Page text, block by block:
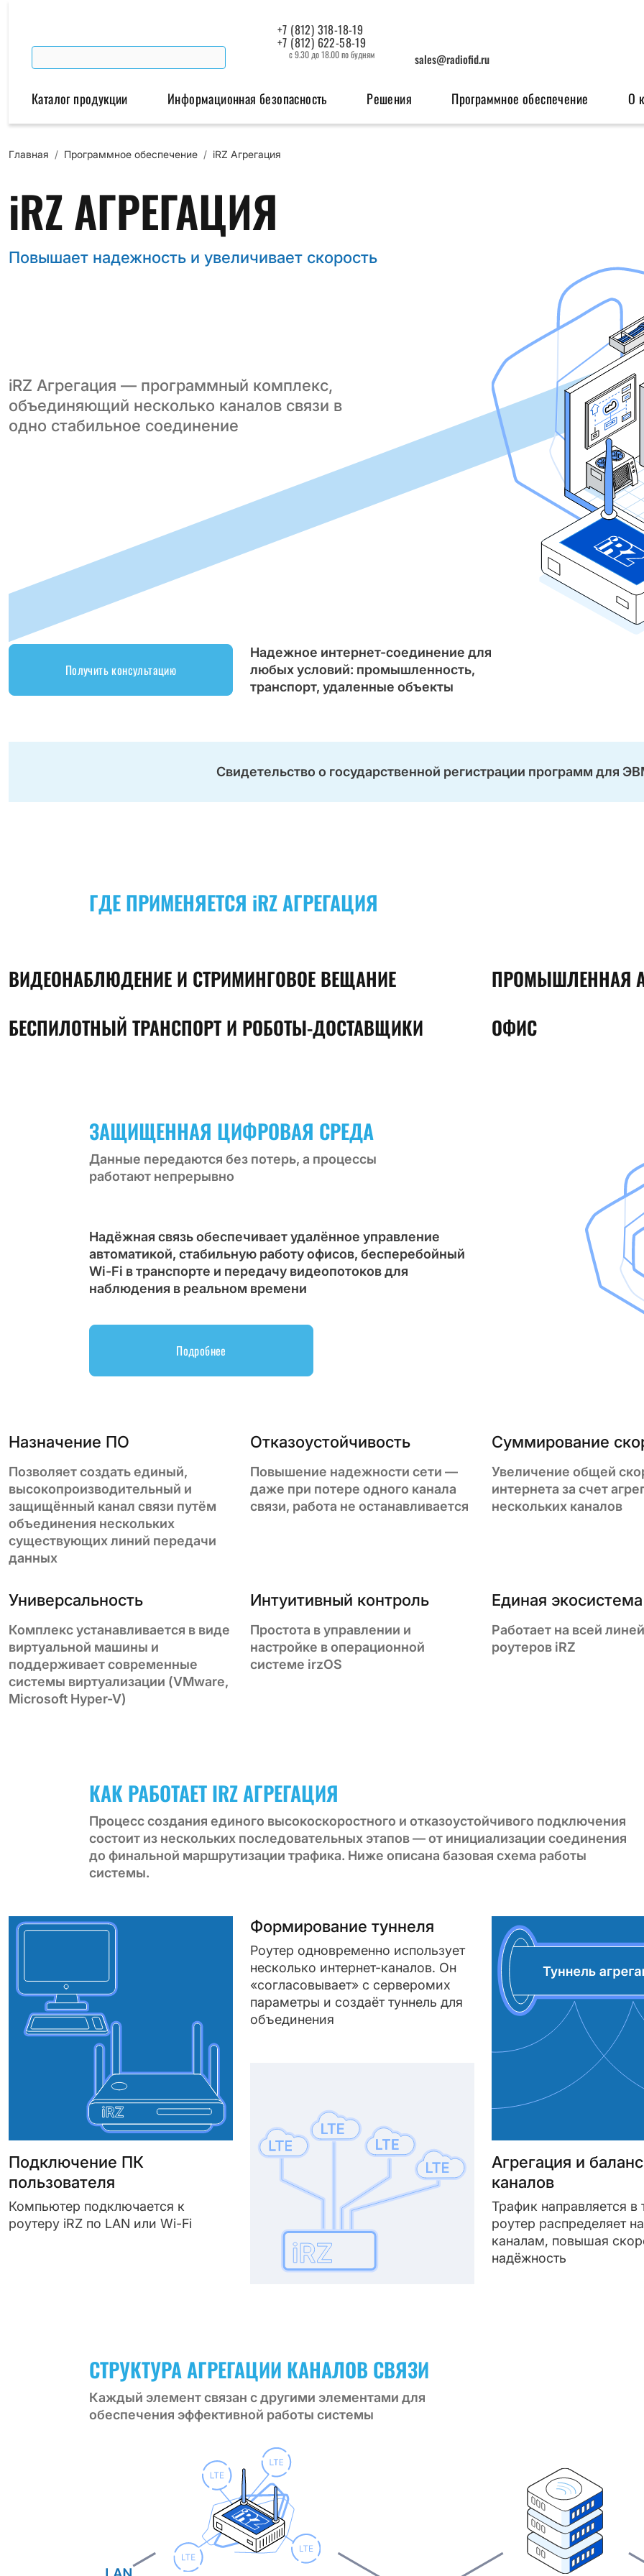
+7 (812) 318-18-19
+7 (812) 622-58-19
с 9.30 до 18.00 по будням sales@radiofid.ru
Каталог продукции
Беспроводная связь
Модемы
Роутеры
Промышленные контроллеры
Промышленная автоматизация
Преобразователи интерфейсов
Информационная безопасность Решения Программное обеспечение О
Главная / Программное обеспечение / iRZ Агрегация
iRZ АГРЕГАЦИЯ
Повышает надежность и увеличивает скорость
iRZ Агрегация — программный комплекс,
объединяющий несколько каналов связи в
одно стабильное соединение
Получить консультацию
Надежное интернет-соединение для
любых условий: промышленность,
транспорт, удаленные объекты
Свидетельство о государственной регистрации программ для
ГДЕ ПРИМЕНЯЕТСЯ iRZ АГРЕГАЦИЯ
ВИДЕОНАБЛЮДЕНИЕ И СТРИМИНГОВОЕ ВЕЩАНИЕ
ПРОМЫШЛЕННАЯ
БЕСПИЛОТНЫЙ ТРАНСПОРТ И РОБОТЫ-ДОСТАВЩИКИ
ОФИС
ЗАЩИЩЕННАЯ ЦИФРОВАЯ СРЕДА
Данные передаются без потерь, а процессы
работают непрерывно
Надёжная связь обеспечивает удалённое управление
автоматикой, стабильную работу офисов, бесперебойный
Wi-Fi в транспорте и передачу видеопотоков для
наблюдения в реальном времени
Подробнее
Назначение ПО
Позволяет создать единый,
высокопроизводительный и
защищённый канал связи путём
объединения нескольких
существующих линий передачи
данных
Отказоустойчивость
Повышение надежности сети —
даже при потере одного канала
связи, работа не останавливается
Суммирование
Увеличение общей
интернета за счет
нескольких каналов
Универсальность
Комплекс устанавливается в виде
виртуальной машины и
поддерживает современные
системы виртуализации (VMware,
Microsoft Hyper-V)
Интуитивный контроль
Простота в управлении и
настройке в операционной
системе irzOS
Единая экосистема
Работает на всей
роутеров iRZ
КАК РАБОТАЕТ IRZ АГРЕГАЦИЯ
Процесс создания единого высокоскоростного и отказоустойчивого подключения
состоит из нескольких последовательных этапов — от инициализации соединения
до финальной маршрутизации трафика. Ниже описана базовая схема работы
системы.
Подключение ПК
пользователя
Компьютер подключается к
роутеру iRZ по LAN или Wi-Fi
Формирование туннеля
Роутер одновременно использует
несколько интернет-каналов. Он
«согласовывает» с серверомих
параметры и создаёт туннель для
объединения
Агрегация и
каналов
Трафик направляется в
роутер распределяет
каналам, повышая
надёжность
СТРУКТУРА АГРЕГАЦИИ КАНАЛОВ СВЯЗИ
Каждый элемент связан с другими элементами для
обеспечения эффективной работы системы